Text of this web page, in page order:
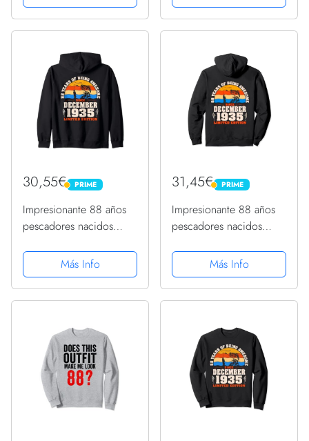
con Capucha cumpleaños Sudadera
30,55€ PRIME
PRIME
Impresionante 88 años
pescadores nacidos
cumpleaños Sudadera
con Capucha
Más Info
31,45€ PRIME
PRIME
Impresionante 88 años
pescadores nacidos
cumpleaños Sudadera
con Capucha
Más Info